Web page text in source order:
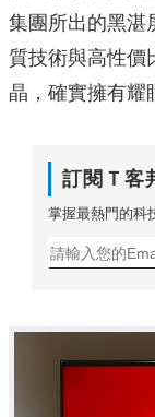
集團所出的黑湛
質技術與高性價
晶，確實擁有耀
訂閱Ｔ客
掌握最熱門的科